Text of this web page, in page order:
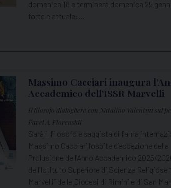
domenica 18 e terminerà domenica 25
forte e attuale:…
Massimo Cacciari inaugura
Accademico dell’ISSR Marvelli
Il filosofo dialogherà con Natalino Valentini sul
Pavel A. Florenskij
Sarà il filosofo e saggista di fama
Massimo Cacciari l’ospite d’eccezione della
Prolusione dell’Anno Accademico 2025/2026
dell’Istituto Superiore di Scienze Religiose
Marvelli” delle Diocesi di Rimini e di San